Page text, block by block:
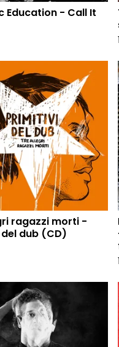
Education - Call It
ragazzi morti -
dub (CD)